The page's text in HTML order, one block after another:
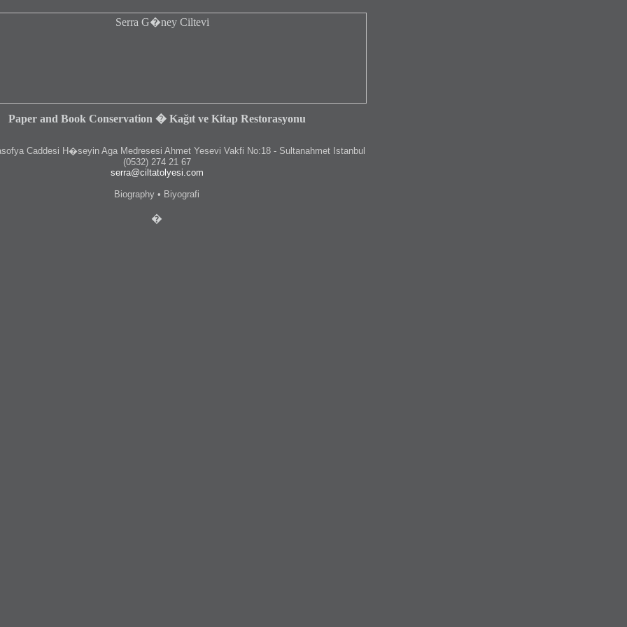
Paper and Book Conservation � Kağıt ve Kitap Restorasyonu
Caddesi H�seyin Aga Medresesi Ahmet Yesevi Vakfi No:18 - Sultanahmet Istanbul
(0532) 274 21 67
serra@ciltatolyesi.com
Biography • Biyografi
�